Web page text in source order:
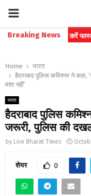
PRIMARY
MENU
Breaking News
बिना कैप्चा करें फास्ट टिकट
Home
भारत
हैदराबाद पुलिस कमिश्नर ने
मंशा नहीं’
भारत
हैदराबाद पुलिस
जरूरी, पुलिस की
by Live Bharat Times
शेयर 0